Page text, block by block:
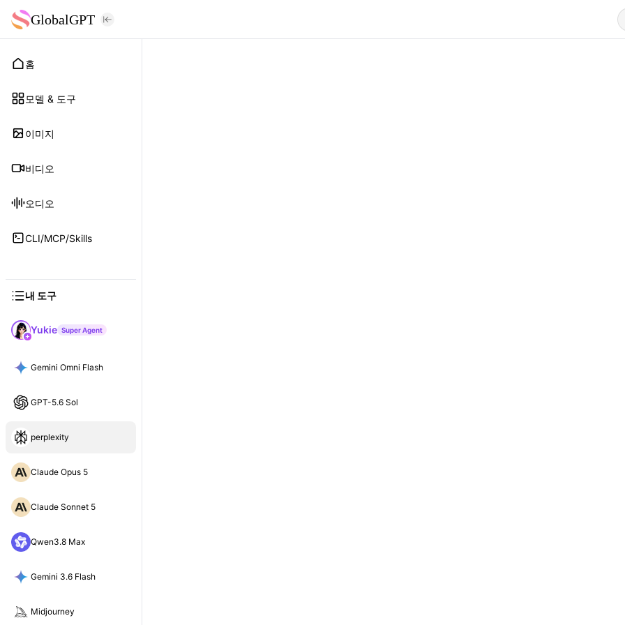
GlobalGPT
홈
모델 & 도구
이미지
비디오
오디오
CLI/MCP/Skills
내 도구
Yukie Super Agent
Gemini Omni Flash
GPT-5.6 Sol
perplexity
Claude Opus 5
Claude Sonnet 5
Qwen3.8 Max
Gemini 3.6 Flash
Midjourney